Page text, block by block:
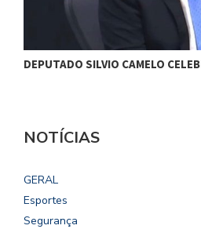
DEPUTADO SILVIO CAMELO
NOTÍCIAS
GERAL
Esportes
Segurança